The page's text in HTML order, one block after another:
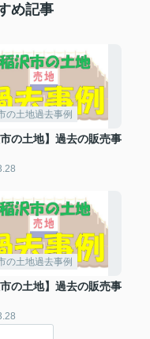
め記事
の土地過去事例
市の土地】過去の販売事
の土地過去事例
市の土地】過去の販売事